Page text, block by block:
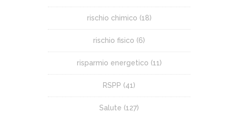
rischio chimico (18)
rischio fisico (6)
risparmio energetico (11)
RSPP (41)
Salute (127)